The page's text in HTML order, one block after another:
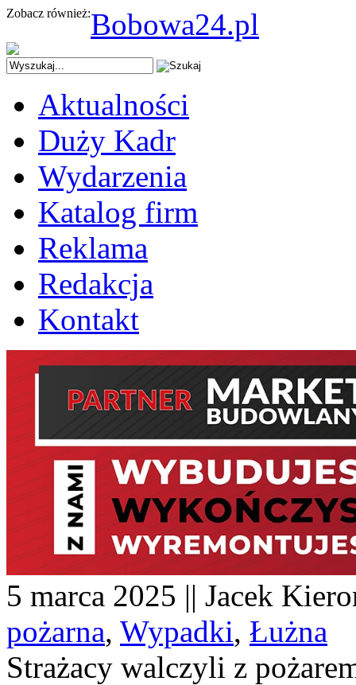
Zobacz również:Bobowa24.pl
Aktualności
Duży Kadr
Wydarzenia
Katalog firm
Reklama
Redakcja
Kontakt
5 marca 2025 || Jacek
pożarna, Wypadki, Łużna
Strażacy walczyli z